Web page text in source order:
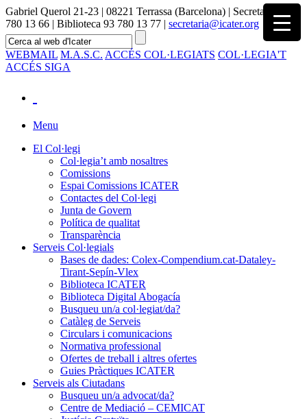
Gabriel Querol 21-23 | 08221 Terrassa (Barcelona) | Secretaria 93
780 13 66 | Biblioteca 93 780 13 77 | secretaria@icater.org
WEBMAIL M.A.S.C. ACCÉS COL·LEGIATS COL·LEGIA'T
ACCÉS SIGA
Menu
El Col·legi
Col·legia’t amb nosaltres
Comissions
Espai Comissions ICATER
Contactes del Col·legi
Junta de Govern
Política de qualitat
Transparència
Serveis Col·legials
Bases de dades: Colex-Compendium.cat-Dataley-
Tirant-Sepín-Vlex
Biblioteca ICATER
Biblioteca Digital Abogacía
Busqueu un/a col·legiat/da?
Catàleg de Serveis
Circulars i comunicacions
Normativa professional
Ofertes de treball i altres ofertes
Guies Pràctiques ICATER
Serveis als Ciutadans
Busqueu un/a advocat/da?
Centre de Mediació – CEMICAT